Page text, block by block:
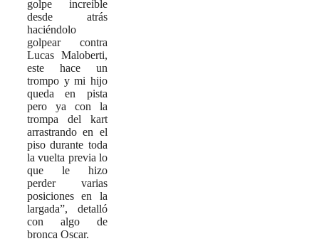
golpe increíble
desde atrás
haciéndolo
golpear contra
Lucas Maloberti,
este hace un
trompo y mi hijo
queda en pista
pero ya con la
trompa del kart
arrastrando en el
piso durante toda
la vuelta previa lo
que le hizo
perder varias
posiciones en la
largada”, detalló
con algo de
bronca Oscar.